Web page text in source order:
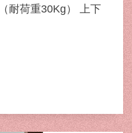
耐荷重30Kg） 上下